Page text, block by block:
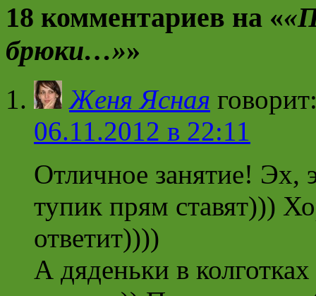
18 комментариев на «
брюки…»»
Женя Ясная
06.11.2012 в 22:11
Отличное занятие! Эх,
тупик прям ставят)))
ответит))))
А дяденьки в